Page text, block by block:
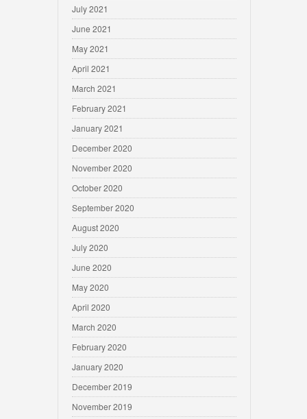
July 2021
June 2021
May 2021
April 2021
March 2021
February 2021
January 2021
December 2020
November 2020
October 2020
September 2020
August 2020
July 2020
June 2020
May 2020
April 2020
March 2020
February 2020
January 2020
December 2019
November 2019